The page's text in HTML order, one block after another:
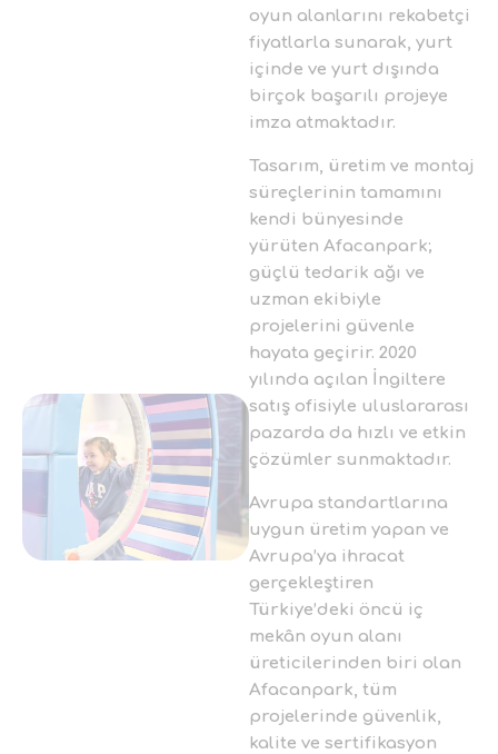
oyun alanlarını rekabetçi
fiyatlarla sunarak, yurt
içinde ve yurt dışında
birçok başarılı projeye
imza atmaktadır.
Tasarım, üretim ve montaj
süreçlerinin tamamını
kendi bünyesinde
yürüten Afacanpark;
güçlü tedarik ağı ve
uzman ekibiyle
projelerini güvenle
hayata geçirir. 2020
yılında açılan İngiltere
satış ofisiyle uluslararası
pazarda da hızlı ve etkin
çözümler sunmaktadır.
Avrupa standartlarına
uygun üretim yapan ve
Avrupa’ya ihracat
gerçekleştiren
Türkiye’deki öncü iç
mekân oyun alanı
üreticilerinden biri olan
Afacanpark, tüm
projelerinde güvenlik,
kalite ve sertifikasyon